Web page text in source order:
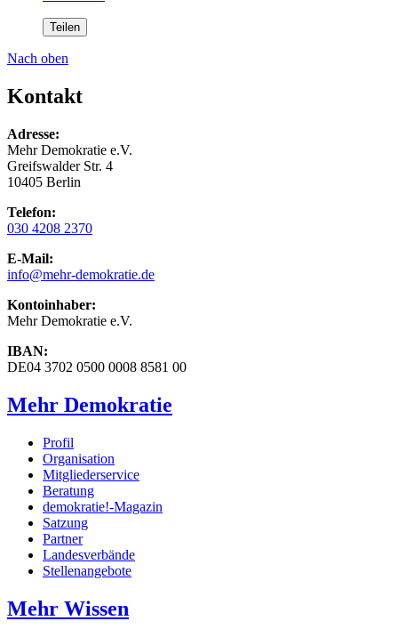
Teilen
Nach oben
Kontakt
Adresse:
Mehr Demokratie e.V.
Greifswalder Str. 4
10405 Berlin
Telefon:
030 4208 2370
E-Mail:
info@mehr-demokratie.de
Kontoinhaber:
Mehr Demokratie e.V.
IBAN:
DE04 3702 0500 0008 8581 00
Mehr Demokratie
Profil
Organisation
Mitgliederservice
Beratung
demokratie!-Magazin
Satzung
Partner
Landesverbände
Stellenangebote
Mehr Wissen